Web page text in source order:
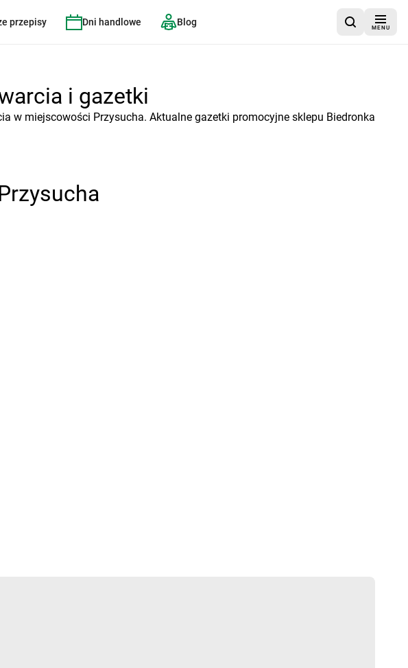
przepisy Dni handlowe Blog
MENU
i gazetki
w miejscowości Przysucha. Aktualne gazetki promocyjne sklepu Biedronka